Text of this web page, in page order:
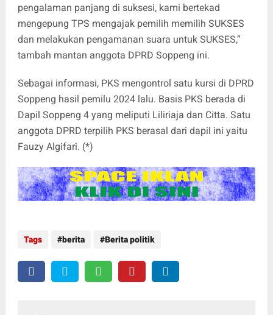
pengalaman panjang di suksesi, kami bertekad
mengepung TPS mengajak pemilih memilih SUKSES
dan melakukan pengamanan suara untuk SUKSES,”
tambah mantan anggota DPRD Soppeng ini.
Sebagai informasi, PKS mengontrol satu kursi di DPRD
Soppeng hasil pemilu 2024 lalu. Basis PKS berada di
Dapil Soppeng 4 yang meliputi Liliriaja dan Citta. Satu
anggota DPRD terpilih PKS berasal dari dapil ini yaitu
Fauzy Algifari. (*)
Tags berita Berita politik